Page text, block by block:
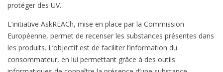
protéger des UV.
L’initiative AskREACh, mise en place par la Commission
Européenne, permet de recenser les substances présentes dans
les produits. L’objectif est de faciliter l’information du
consommateur, en lui permettant grâce à des outils